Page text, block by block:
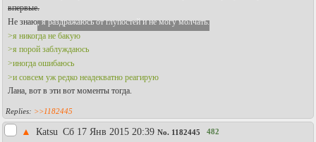
впервые.
Не знаю, я раздражаюсь от глупостей и не могу молчать.
>я никогда не бакую
>я порой заблуждаюсь
>иногда ошибаюсь
>и совсем уж редко неадекватно реагирую
Лана, вот в эти вот моменты тогда.
>>1182445
▲ Каtsu Сб 17 Янв 2015 20:39 No. 1182445 482